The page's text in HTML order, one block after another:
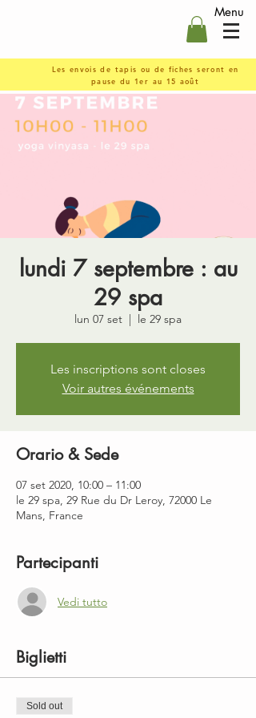
Menu
Les envois de tapis ou de fiches seront en
pause du 1er au 15 août
lundi 7 septembre : au
29 spa
lun 07 set
  |
le 29 spa
Les inscriptions sont closes
Voir autres événements
Orario & Sede
07 set 2020, 10:00 – 11:00
le 29 spa, 29 Rue du Dr Leroy, 72000 Le
Mans, France
Partecipanti
Vedi tutto
Biglietti
Sold out